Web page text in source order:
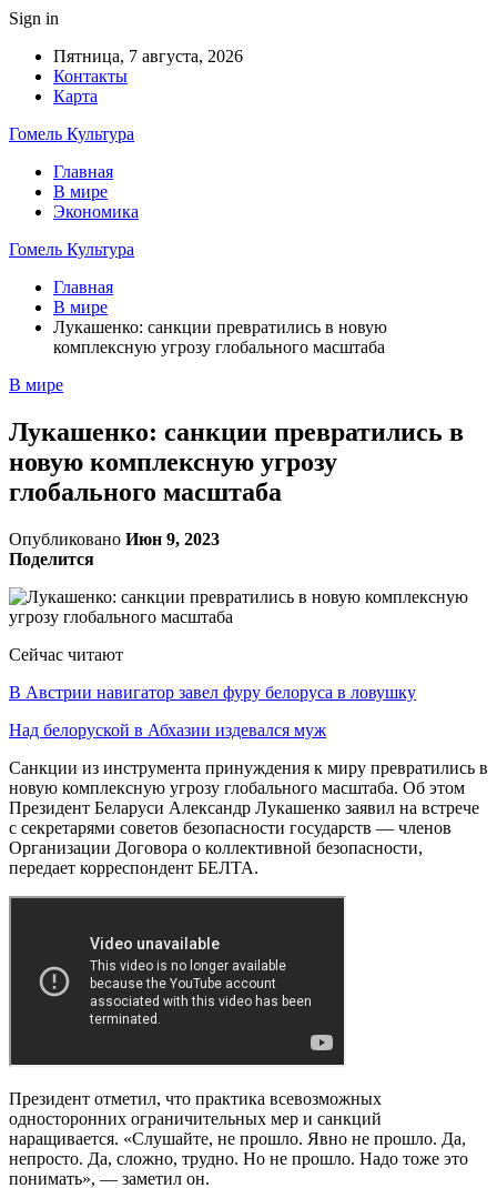
Sign in
Пятница, 7 августа, 2026
Контакты
Карта
Гомель Культура
Главная
В мире
Экономика
Гомель Культура
Главная
В мире
Лукашенко: санкции превратились в новую
комплексную угрозу глобального масштаба
В мире
Лукашенко: санкции превратились в
новую комплексную угрозу
глобального масштаба
Опубликовано Июн 9, 2023
Поделится
Сейчас читают
В Австрии навигатор завел фуру белоруса в ловушку
Над белоруской в Абхазии издевался муж
Санкции из инструмента принуждения к миру превратились в
новую комплексную угрозу глобального масштаба. Об этом
Президент Беларуси Александр Лукашенко заявил на встрече
с секретарями советов безопасности государств — членов
Организации Договора о коллективной безопасности,
передает корреспондент БЕЛТА.
Президент отметил, что практика всевозможных
односторонних ограничительных мер и санкций
наращивается. «Слушайте, не прошло. Явно не прошло. Да,
непросто. Да, сложно, трудно. Но не прошло. Надо тоже это
понимать», — заметил он.